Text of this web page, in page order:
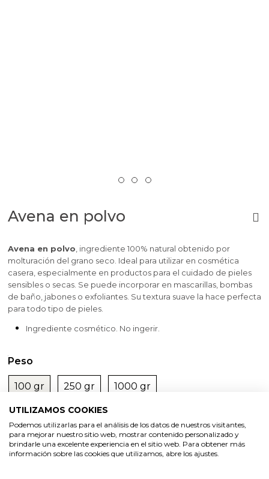
Avena en polvo
Avena en polvo , ingrediente 100% natural obtenido por
molturación del grano seco. Ideal para utilizar en cosmética
casera, especialmente en productos para el cuidado de pieles
sensibles o secas. Se puede incorporar en mascarillas, bombas
de baño, jabones o exfoliantes. Su textura suave la hace perfecta
para todo tipo de pieles.
Ingrediente cosmético. No ingerir.
Peso
100 gr 250 gr 1000 gr
-20%
1,36 €
1,09 €
No hay opiniones
de momento
UTILIZAMOS COOKIES
Podemos utilizarlas para el análisis de los datos de nuestros visitantes,
para mejorar nuestro sitio web, mostrar contenido personalizado y
brindarle una excelente experiencia en el sitio web. Para obtener más
información sobre las cookies que utilizamos, abre los ajustes.